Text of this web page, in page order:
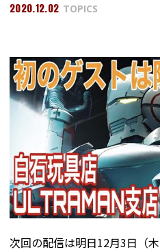
2020.12.02 TOPICS
次回の配信は明日12月3日（